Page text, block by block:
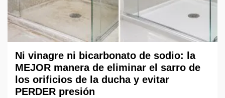
Ni vinagre ni bicarbonato de sodio: la
MEJOR manera de eliminar el sarro de
los orificios de la ducha y evitar
PERDER presión